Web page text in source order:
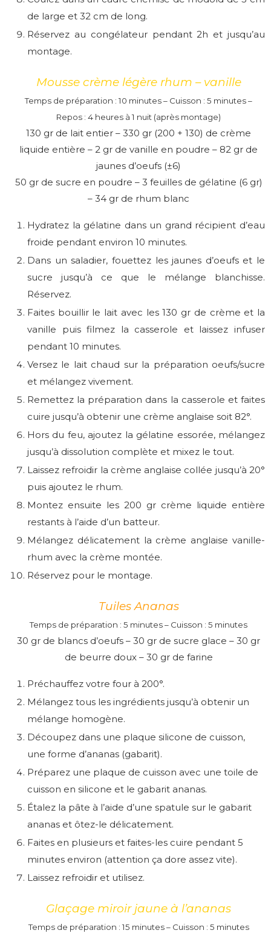
de large et 32 cm de long.
Réservez au congélateur pendant 2h et jusqu’au
montage.
Mousse crème légère rhum – vanille
Temps de préparation : 10 minutes – Cuisson : 5 minutes –
Repos : 4 heures à 1 nuit (après montage)
130 gr de lait entier – 330 gr (200 + 130) de crème
liquide entière – 2 gr de vanille en poudre – 82 gr de
jaunes d’oeufs (±6)
50 gr de sucre en poudre – 3 feuilles de gélatine (6 gr)
– 34 gr de rhum blanc
Hydratez la gélatine dans un grand récipient d’eau
froide pendant environ 10 minutes.
Dans un saladier, fouettez les jaunes d’oeufs et le
sucre jusqu’à ce que le mélange blanchisse.
Réservez.
Faites bouillir le lait avec les 130 gr de crème et la
vanille puis filmez la casserole et laissez infuser
pendant 10 minutes.
Versez le lait chaud sur la préparation oeufs/sucre
et mélangez vivement.
Remettez la préparation dans la casserole et faites
cuire jusqu’à obtenir une crème anglaise soit 82°.
Hors du feu, ajoutez la gélatine essorée, mélangez
jusqu’à dissolution complète et mixez le tout.
Laissez refroidir la crème anglaise collée jusqu’à 20°
puis ajoutez le rhum.
Montez ensuite les 200 gr crème liquide entière
restants à l’aide d’un batteur.
Mélangez délicatement la crème anglaise vanille-
rhum avec la crème montée.
Réservez pour le montage.
Tuiles Ananas
Temps de préparation : 5 minutes – Cuisson : 5 minutes
30 gr de blancs d’oeufs – 30 gr de sucre glace – 30 gr
de beurre doux – 30 gr de farine
Préchauffez votre four à 200°.
Mélangez tous les ingrédients jusqu’à obtenir un
mélange homogène.
Découpez dans une plaque silicone de cuisson,
une forme d’ananas (gabarit).
Préparez une plaque de cuisson avec une toile de
cuisson en silicone et le gabarit ananas.
Étalez la pâte à l’aide d’une spatule sur le gabarit
ananas et ôtez-le délicatement.
Faites en plusieurs et faites-les cuire pendant 5
minutes environ (attention ça dore assez vite).
Laissez refroidir et utilisez.
Glaçage miroir jaune à l’ananas
Temps de préparation : 15 minutes – Cuisson : 5 minutes